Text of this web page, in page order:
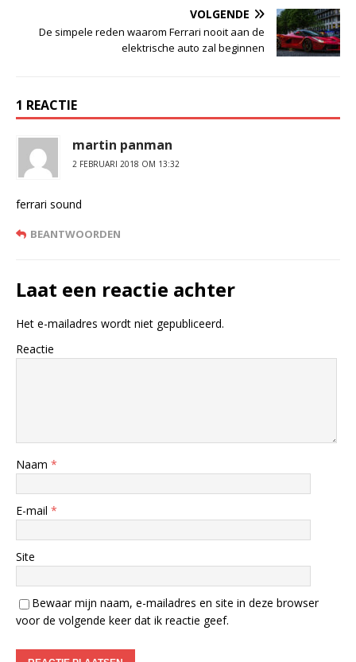
VOLGENDE
De simpele reden waarom Ferrari nooit aan de
elektrische auto zal beginnen
1 REACTIE
martin panman
2 FEBRUARI 2018 OM 13:32
ferrari sound
BEANTWOORDEN
Laat een reactie achter
Het e-mailadres wordt niet gepubliceerd.
Reactie
Naam *
E-mail *
Site
Bewaar mijn naam, e-mailadres en site in deze browser
voor de volgende keer dat ik reactie geef.